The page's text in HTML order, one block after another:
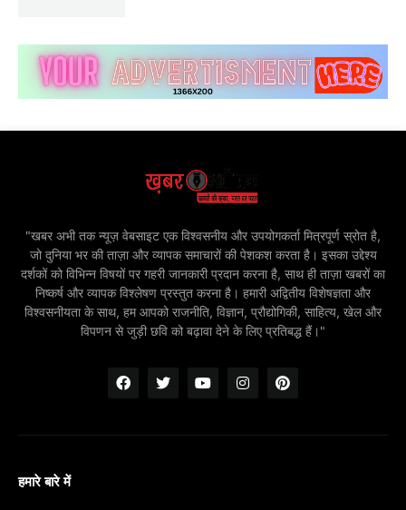
"खबर अभी तक न्यूज़ वेबसाइट एक विश्वसनीय और उपयोगकर्ता मित्रपूर्ण स्रोत है,
जो दुनिया भर की ताज़ा और व्यापक समाचारों की पेशकश करता है। इसका उद्देश्य
दर्शकों को विभिन्न विषयों पर गहरी जानकारी प्रदान करना है, साथ ही ताज़ा खबरों का
निष्कर्ष और व्यापक विश्लेषण प्रस्तुत करना है। हमारी अद्वितीय विशेषज्ञता और
विश्वसनीयता के साथ, हम आपको राजनीति, विज्ञान, प्रौद्योगिकी, साहित्य, खेल और
विपणन से जुड़ी छवि को बढ़ावा देने के लिए प्रतिबद्ध हैं।"
हमारे बारे में